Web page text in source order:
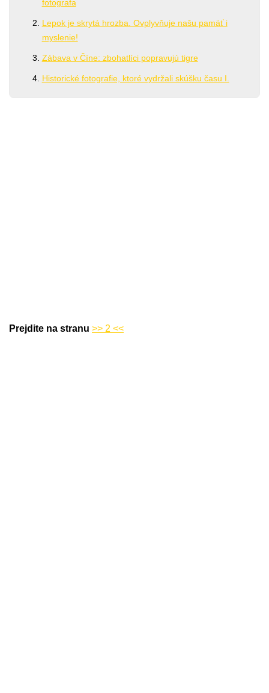
fotografa
Lepok je skrytá hrozba. Ovplyvňuje našu pamäť i
myslenie!
Zábava v Číne: zbohatlíci popravujú tigre
Historické fotografie, ktoré vydržali skúšku času I.
Prejdite na stranu >> 2 <<